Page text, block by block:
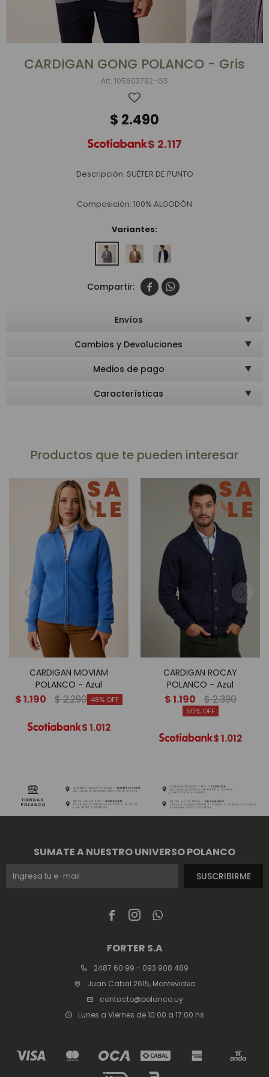
CARDIGAN GONG POLANCO - Gris
105603792-GS
$ 2.490
$ 2.117
Descripción: SUÉTER DE PUNTO
Composición: 100% ALGODÓN
Variantes:
 
Envíos
Cambios y Devoluciones
Medios de pago
Características
Productos que te pueden interesar
CARDIGAN MOVIAM
POLANCO - Azul
$1.190 $2.290 48
$1.012
CARDIGAN ROCAY
POLANCO - Azul
$1.190 $2.390
50
$1.012
  
FORTER S.A
2487 60 99 - 093 908 489
Juan Cabal 2615, Montevideo
contacto@polanco.uy
Lunes a Viernes de 10:00 a 17:00 hs
SUMATE A NUESTRO UNIVERSO POLANCO
SUSCRIBIRME